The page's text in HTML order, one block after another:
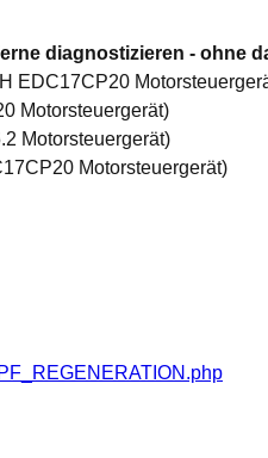
diagnostizieren - ohne
EDC17CP20
Motorsteuergerät)
Motorsteuergerät)
Motorsteuergerät)